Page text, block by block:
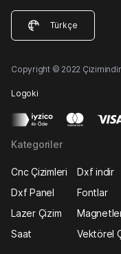
Türkçe
Copyright © 2022
Logoki
Kategoriler
Cnc Çizimleri
Dxf indir
Dxf Panel
Fontlar
Lazer Çizim
Saat
Vektörel